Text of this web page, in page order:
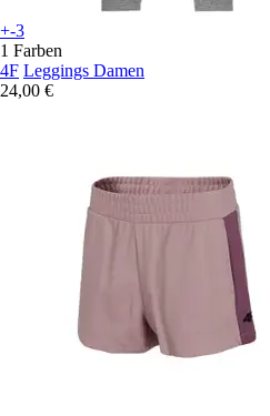
+-3
1 Farben
4F Leggings Damen
24,00 €